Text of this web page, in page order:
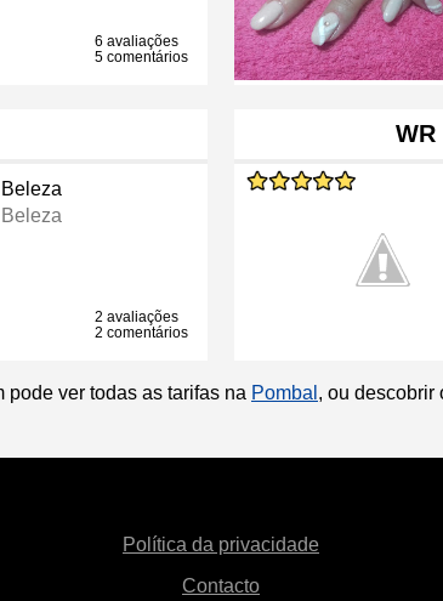
6 avaliações
5 comentários
2 avaliações
2 comentários
WR
pode ver todas as tarifas na Pombal , ou descobrir
Política da privacidade
Contacto